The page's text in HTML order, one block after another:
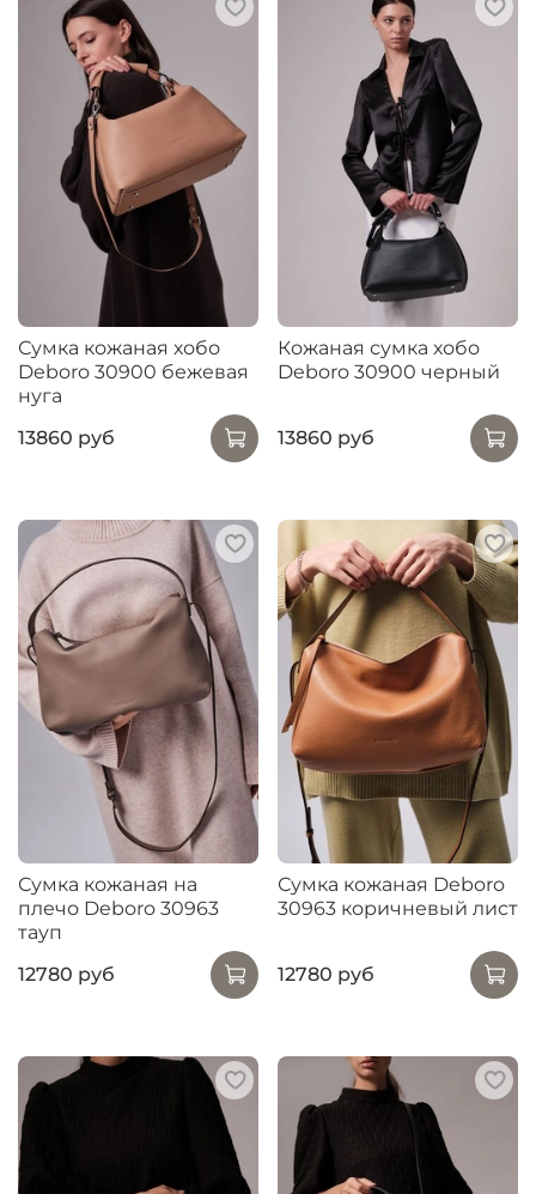
Сумка кожаная хобо
Deboro 30900 бежевая
нуга
13860 руб
Кожаная сумка хобо
Deboro 30900 черный
13860 руб
Сумка кожаная на
плечо Deboro 30963
тауп
12780 руб
Сумка кожаная Deboro
30963 коричневый лист
12780 руб